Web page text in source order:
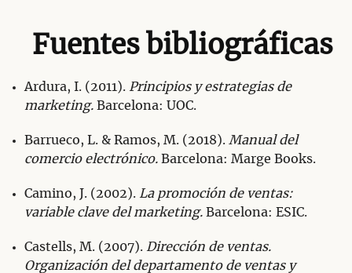
Fuentes bibliográficas
Ardura, I. (2011). Principios y estrategias de
marketing. Barcelona: UOC.
Barrueco, L. & Ramos, ‎M. (2018). Manual del
comercio electrónico. Barcelona: Marge Books.
Camino, J. (2002). La promoción de ventas:
variable clave del marketing. Barcelona: ESIC.
Castells, M. (2007). Dirección de ventas.
Organización del departamento de ventas y